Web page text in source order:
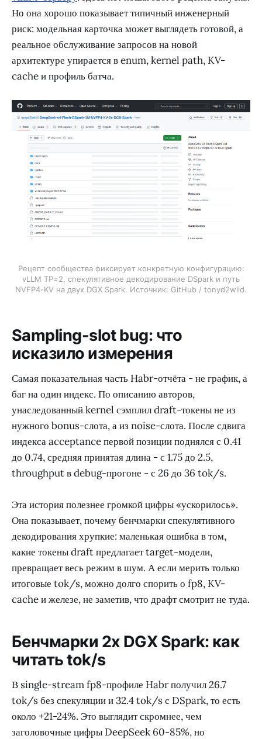
Но она хорошо показывает типичный инженерный
риск: модельная карточка может выглядеть готовой, а
реальное обслуживание запросов на новой
архитектуре упирается в enum, kernel path, KV-
cache и профиль батча.
Рецепт сообщества фиксирует конкретную конфигурацию:
vLLM TP=2, спекулятивное декодирование DSpark и путь
NVFP4-KV на двух DGX Spark. Источник: GitHub / tonyd2wild.
Sampling-slot bug: что
исказило измерения
Самая показательная часть Habr-отчёта - не график, а
баг на один индекс. По описанию авторов,
унаследованный kernel сэмплил draft-токены не из
нужного bonus-слота, а из noise-слота. После сдвига
индекса acceptance первой позиции поднялся с 0.41
до 0.74, средняя принятая длина - с 1.75 до 2.5,
throughput в debug-прогоне - с 26 до 36 tok/s.
Эта история полезнее громкой цифры «ускорилось».
Она показывает, почему бенчмарки спекулятивного
декодирования хрупкие: маленькая ошибка в том,
какие токены draft предлагает target-модели,
превращает весь режим в шум. А если мерить только
итоговые tok/s, можно долго спорить о fp8, KV-
cache и железе, не заметив, что драфт смотрит не туда.
Бенчмарки 2x DGX Spark: как
читать tok/s
В single-stream fp8-профиле Habr получил 26.7
tok/s без спекуляции и 32.4 tok/s с DSpark, то есть
около +21-24%. Это выглядит скромнее, чем
заголовочные цифры DeepSeek 60-85%, но